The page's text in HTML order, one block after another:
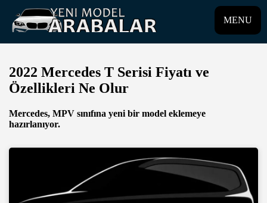
MENU
2022 Mercedes T Serisi Fiyatı ve
Özellikleri Ne Olur
Mercedes, MPV sınıfına yeni bir model eklemeye
hazırlanıyor.